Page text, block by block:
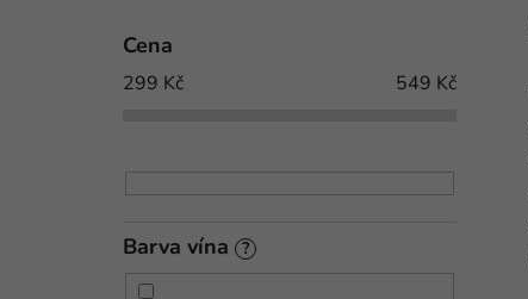
Cena
299 Kč 549 Kč
Barva vína ?